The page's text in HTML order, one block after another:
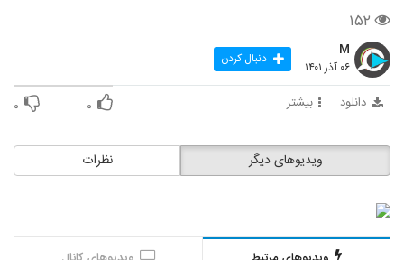
۱۵۲
M
۰۶ آذر ۱۴۰۱ دنبال کردن
دانلود بیشتر ۰ ۰
نظرات ویدیوهای دیگر